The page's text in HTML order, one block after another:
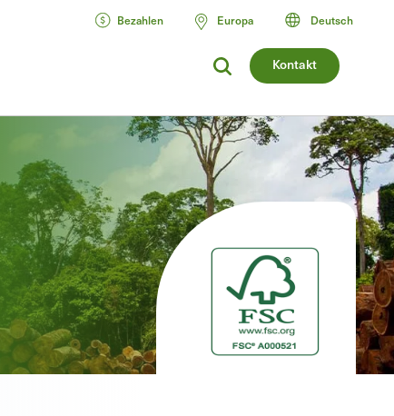
Kontakt
Bezahlen Europa Deutsch